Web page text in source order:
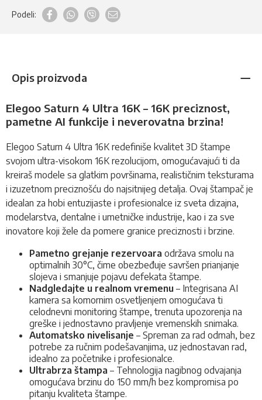
Podeli:
Opis proizvoda
Elegoo Saturn 4 Ultra 16K – 16K preciznost,
pametne AI funkcije i neverovatna brzina!
Elegoo Saturn 4 Ultra 16K redefiniše kvalitet 3D štampe
svojom ultra-visokom 16K rezolucijom, omogućavajući ti da
kreiraš modele sa glatkim površinama, realističnim teksturama
i izuzetnom preciznošću do najsitnijeg detalja. Ovaj štampač je
idealan za hobi entuzijaste i profesionalce iz sveta dizajna,
modelarstva, dentalne i umetničke industrije, kao i za sve
inovatore koji žele da pomere granice preciznosti i brzine.
Pametno grejanje rezervoara održava smolu na
optimalnih 30°C, čime obezbeđuje savršen prianjanje
slojeva i smanjuje pojavu defekata štampe.
Nadgledajte u realnom vremenu – Integrisana AI
kamera sa komornim osvetljenjem omogućava ti
celodnevni monitoring štampe, trenuta upozorenja na
greške i jednostavno pravljenje vremenskih snimaka.
Automatsko nivelisanje – Spreman za rad odmah, bez
potrebe za ručnim podešavanjima, uz jednostavan rad,
idealno za početnike i profesionalce.
Ultrabrza štampa – Tehnologija nagibnog odvajanja
omogućava brzinu do 150 mm/h bez kompromisa po
pitanju kvaliteta štampe.